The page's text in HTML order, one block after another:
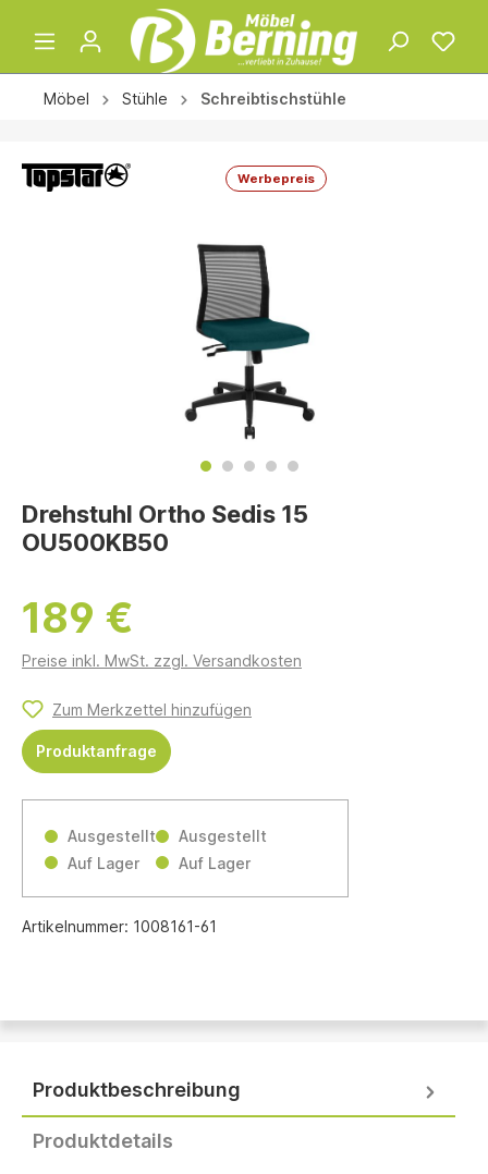
Möbel Stühle Schreibtischstühle
Werbepreis
Drehstuhl Ortho Sedis 15
OU500KB50
189 €
Preise inkl. MwSt. zzgl. Versandkosten
Zum Merkzettel hinzufügen
Produktanfrage
Ausgestellt
Auf Lager
Ausgestellt
Auf Lager
Artikelnummer: 1008161-61
Produktbeschreibung
Produktdetails